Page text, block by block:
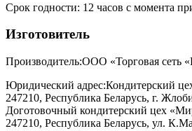
Срок годности: 12 часов с момента
Изготовитель
Производитель:ООО «Торговая сеть
Юридический адрес:Кондитерский
247210, Республика Беларусь, г.
Доготовочный кондитерский цех
247210, Республика Беларусь, ул.